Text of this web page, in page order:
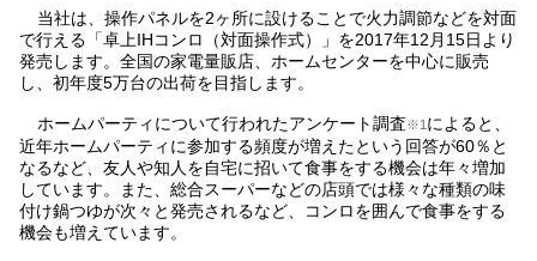
当社は、操作パネルを2ヶ所に設けることで火力調節などを対面
で行える「卓上IHコンロ（対面操作式）」を2017年12月15日より
発売します。全国の家電量販店、ホームセンターを中心に販売
し、初年度5万台の出荷を目指します。
ホームパーティについて行われたアンケート調査※1 によると、
近年ホームパーティに参加する頻度が増えたという回答が60％と
なるなど、友人や知人を自宅に招いて食事をする機会は年々増加
しています。また、総合スーパーなどの店頭では様々な種類の味
付け鍋つゆが次々と発売されるなど、コンロを囲んで食事をする
機会も増えています。